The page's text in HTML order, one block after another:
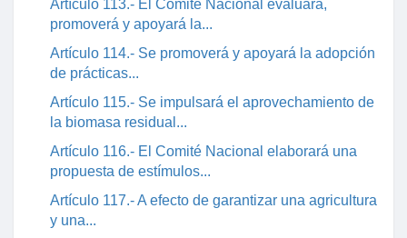
Artículo 113.- El Comité Nacional evaluará,
promoverá y apoyará la...
Artículo 114.- Se promoverá y apoyará la adopción
de prácticas...
Artículo 115.- Se impulsará el aprovechamiento de
la biomasa residual...
Artículo 116.- El Comité Nacional elaborará una
propuesta de estímulos...
Artículo 117.- A efecto de garantizar una agricultura
y una...